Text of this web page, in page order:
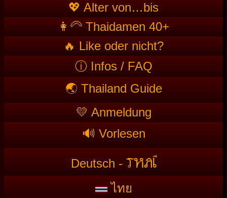
💖 Alter von…bis
👩‍🦳 Thaidamen 40+
🔥 Like oder nicht?
ⓘ Infos / FAQ
🌏 Thailand Guide
💛 Anmeldung
🔊 Vorlesen
Deutsch - THAI
ไทย